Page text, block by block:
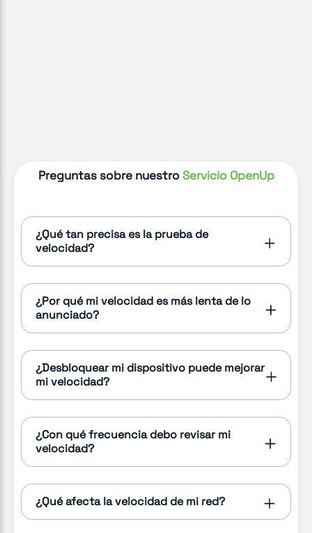
Preguntas sobre nuestroServicio OpenUp
¿Qué tan precisa es la prueba de
velocidad?
¿Por qué mi velocidad es más lenta de lo
anunciado?
¿Desbloquear mi dispositivo puede mejorar
mi velocidad?
¿Con qué frecuencia debo revisar mi
velocidad?
¿Qué afecta la velocidad de mi red?